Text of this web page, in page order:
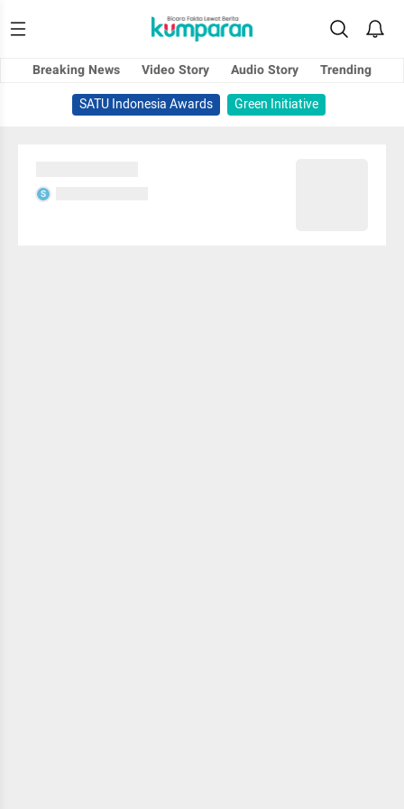
Breaking News Video Story Audio Story
Trending
SATU Indonesia Awards
Green Initiative
S